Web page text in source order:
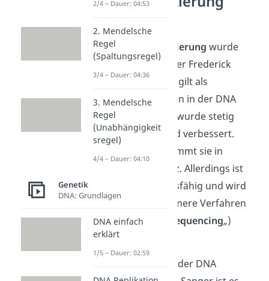
DieSanger Sequenzierung wurde
nach ihrem Entwickler Frederick
Sanger benannt. Sie gilt als
klassisches Verfahren in der DNA
Sequenzierung und wurde stetig
weiterentwickelt und verbessert.
Auch heute noch kommt sie in
Laboren zum Einsatz. Allerdings ist
sie nicht so leistungsfähig und wird
häufig durch modernere Verfahren
next generation sequencing„)
abgelöst.
Eine Voraussetzung der DNA
2/4 – Dauer: 04:53
2. Mendelsche
Regel
(Spaltungsregel)
3/4 – Dauer: 04:36
3. Mendelsche
Regel
(Unabhängigkeit
sregel)
4/4 – Dauer: 04:10
Genetik
DNA: Grundlagen
DNA einfach
erklärt
1/5 – Dauer: 02:59